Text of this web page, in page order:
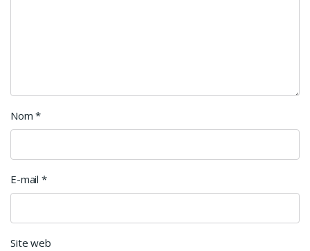
Nom*
E-mail *
Site web